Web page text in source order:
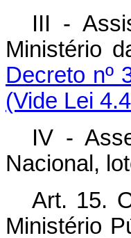
III -
Ministério
Decreto nº
(Vide Lei
IV -
Nacional,
Art. 15.
Ministério